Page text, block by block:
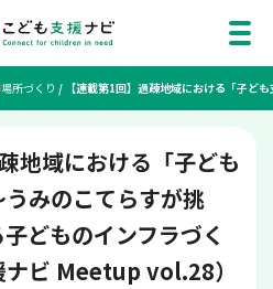
所づくり / 【連載第1回】過疎地域における「子
地域における「子ども
みのこてらすが挑
どものインフラづく
ナビ Meetup vol.28）